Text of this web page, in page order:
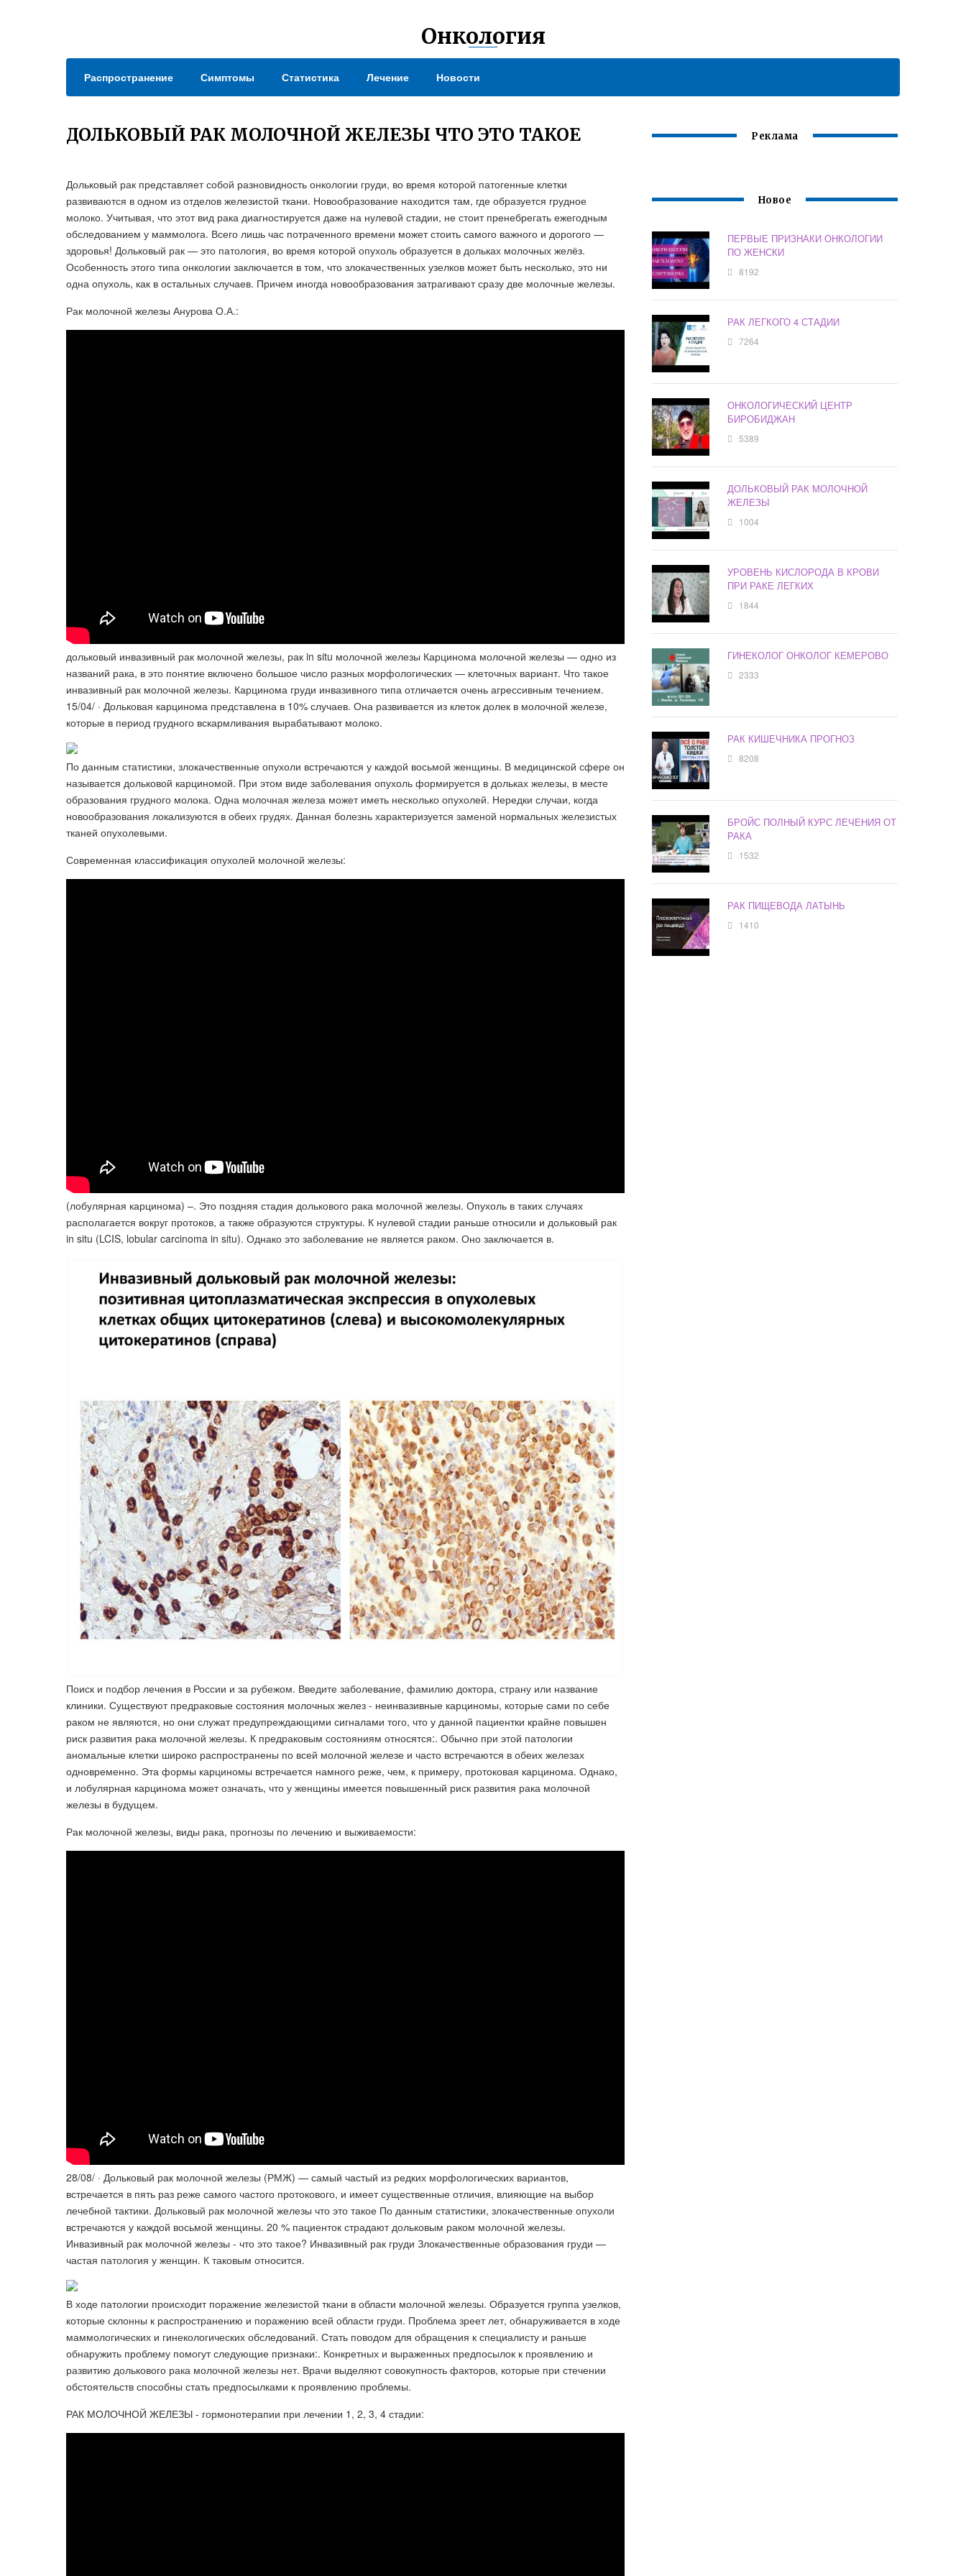
Онкология
Распространение Симптомы Статистика Лечение Новости
ДОЛЬКОВЫЙ РАК МОЛОЧНОЙ ЖЕЛЕЗЫ ЧТО ЭТО ТАКОЕ
Дольковый рак представляет собой разновидность онкологии груди, во время которой патогенные клетки
развиваются в одном из отделов железистой ткани. Новообразование находится там, где образуется грудное
молоко. Учитывая, что этот вид рака диагностируется даже на нулевой стадии, не стоит пренебрегать ежегодным
обследованием у маммолога. Всего лишь час потраченного времени может стоить самого важного и дорогого —
здоровья! Дольковый рак — это патология, во время которой опухоль образуется в дольках молочных желёз.
Особенность этого типа онкологии заключается в том, что злокачественных узелков может быть несколько, это ни
одна опухоль, как в остальных случаев. Причем иногда новообразования затрагивают сразу две молочные железы.
Рак молочной железы Анурова О.А.:
дольковый инвазивный рак молочной железы, рак in situ молочной железы Карцинома молочной железы — одно из
названий рака, в это понятие включено большое число разных морфологических — клеточных вариант. Что такое
инвазивный рак молочной железы. Карцинома груди инвазивного типа отличается очень агрессивным течением.
15/04/ · Дольковая карцинома представлена в 10% случаев. Она развивается из клеток долек в молочной железе,
которые в период грудного вскармливания вырабатывают молоко.
По данным статистики, злокачественные опухоли встречаются у каждой восьмой женщины. В медицинской сфере он
называется дольковой карциномой. При этом виде заболевания опухоль формируется в дольках железы, в месте
образования грудного молока. Одна молочная железа может иметь несколько опухолей. Нередки случаи, когда
новообразования локализуются в обеих грудях. Данная болезнь характеризуется заменой нормальных железистых
тканей опухолевыми.
Современная классификация опухолей молочной железы:
(лобулярная карцинома) –. Это поздняя стадия долькового рака молочной железы. Опухоль в таких случаях
располагается вокруг протоков, а также образуются структуры. К нулевой стадии раньше относили и дольковый рак
in situ (LCIS, lobular carcinoma in situ). Однако это заболевание не является раком. Оно заключается в.
Поиск и подбор лечения в России и за рубежом. Введите заболевание, фамилию доктора, страну или название
клиники. Существуют предраковые состояния молочных желез - неинвазивные карциномы, которые сами по себе
раком не являются, но они служат предупреждающими сигналами того, что у данной пациентки крайне повышен
риск развития рака молочной железы. К предраковым состояниям относятся:. Обычно при этой патологии
аномальные клетки широко распространены по всей молочной железе и часто встречаются в обеих железах
одновременно. Эта формы карциномы встречается намного реже, чем, к примеру, протоковая карцинома. Однако,
и лобулярная карцинома может означать, что у женщины имеется повышенный риск развития рака молочной
железы в будущем.
Рак молочной железы, виды рака, прогнозы по лечению и выживаемости:
28/08/ · Дольковый рак молочной железы (РМЖ) — самый частый из редких морфологических вариантов,
встречается в пять раз реже самого частого протокового, и имеет существенные отличия, влияющие на выбор
лечебной тактики. Дольковый рак молочной железы что это такое По данным статистики, злокачественные опухоли
встречаются у каждой восьмой женщины. 20 % пациенток страдают дольковым раком молочной железы.
Инвазивный рак молочной железы - что это такое? Инвазивный рак груди Злокачественные образования груди —
частая патология у женщин. К таковым относится.
В ходе патологии происходит поражение железистой ткани в области молочной железы. Образуется группа узелков,
которые склонны к распространению и поражению всей области груди. Проблема зреет лет, обнаруживается в ходе
маммологических и гинекологических обследований. Стать поводом для обращения к специалисту и раньше
обнаружить проблему помогут следующие признаки:. Конкретных и выраженных предпосылок к проявлению и
развитию долькового рака молочной железы нет. Врачи выделяют совокупность факторов, которые при стечении
обстоятельств способны стать предпосылками к проявлению проблемы.
РАК МОЛОЧНОЙ ЖЕЛЕЗЫ - гормонотерапии при лечении 1, 2, 3, 4 стадии:
Реклама
Новое
ПЕРВЫЕ ПРИЗНАКИ ОНКОЛОГИИ
ПО ЖЕНСКИ
8192
РАК ЛЕГКОГО 4 СТАДИИ
7264
ОНКОЛОГИЧЕСКИЙ ЦЕНТР
БИРОБИДЖАН
5389
ДОЛЬКОВЫЙ РАК МОЛОЧНОЙ
ЖЕЛЕЗЫ
1004
УРОВЕНЬ КИСЛОРОДА В КРОВИ
ПРИ РАКЕ ЛЕГКИХ
1844
ГИНЕКОЛОГ ОНКОЛОГ КЕМЕРОВО
2333
РАК КИШЕЧНИКА ПРОГНОЗ
8208
БРОЙС ПОЛНЫЙ КУРС ЛЕЧЕНИЯ ОТ
РАКА
1532
РАК ПИЩЕВОДА ЛАТЫНЬ
1410